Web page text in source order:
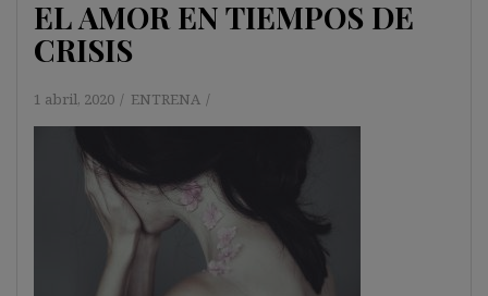
EL AMOR EN TIEMPOS DE
CRISIS
1 abril, 2020 ENTRENA